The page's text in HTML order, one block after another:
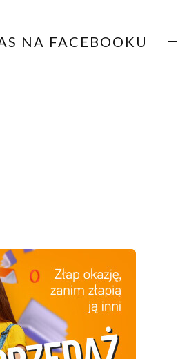
NA FACEBOOKU